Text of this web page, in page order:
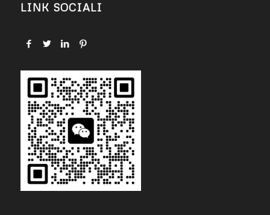
LINK SOCIALI